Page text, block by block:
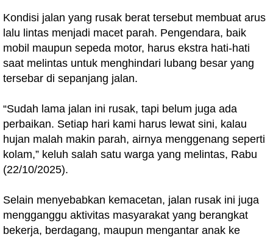
Kondisi jalan yang rusak berat tersebut membuat arus
lalu lintas menjadi macet parah. Pengendara, baik
mobil maupun sepeda motor, harus ekstra hati-hati
saat melintas untuk menghindari lubang besar yang
tersebar di sepanjang jalan.
“Sudah lama jalan ini rusak, tapi belum juga ada
perbaikan. Setiap hari kami harus lewat sini, kalau
hujan malah makin parah, airnya menggenang seperti
kolam,” keluh salah satu warga yang melintas, Rabu
(22/10/2025).
Selain menyebabkan kemacetan, jalan rusak ini juga
mengganggu aktivitas masyarakat yang berangkat
bekerja, berdagang, maupun mengantar anak ke